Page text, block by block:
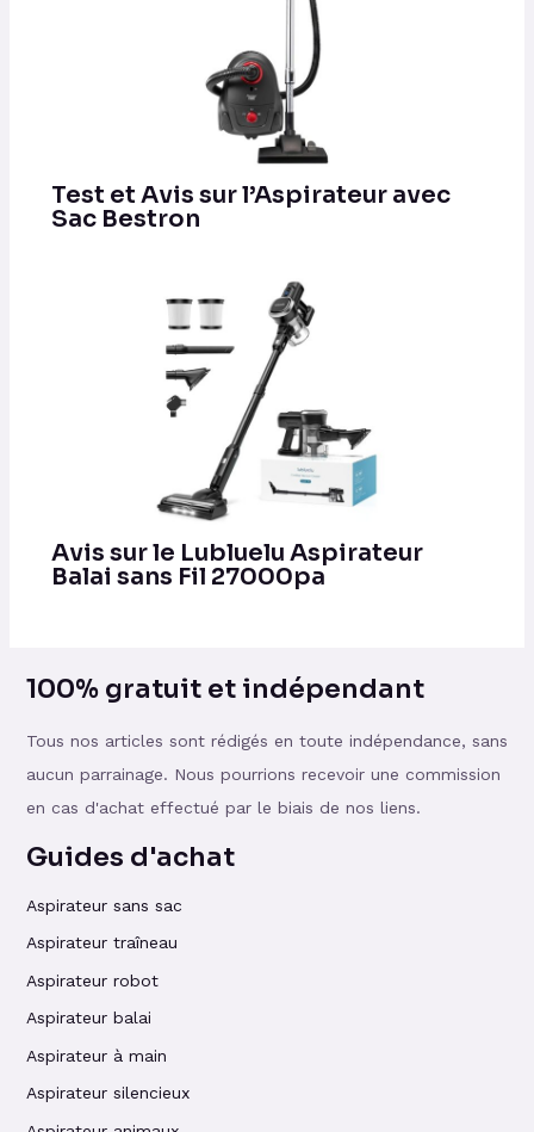
Test et Avis sur l’Aspirateur avec
Sac Bestron
Avis sur le Lubluelu Aspirateur
Balai sans Fil 27000pa
100% gratuit et indépendant
Tous nos articles sont rédigés en toute indépendance, sans
aucun parrainage. Nous pourrions recevoir une commission
en cas d'achat effectué par le biais de nos liens.
Guides d'achat
Aspirateur sans sac
Aspirateur traîneau
Aspirateur robot
Aspirateur balai
Aspirateur à main
Aspirateur silencieux